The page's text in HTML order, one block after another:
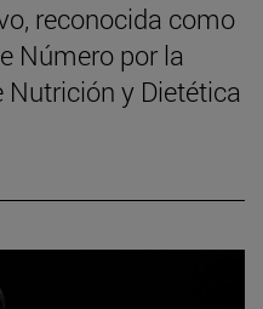
reconocida como
Número por la
y Dietética